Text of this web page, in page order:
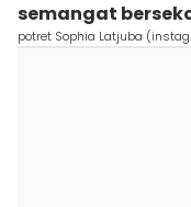
semangat
potret Sophia Latjuba